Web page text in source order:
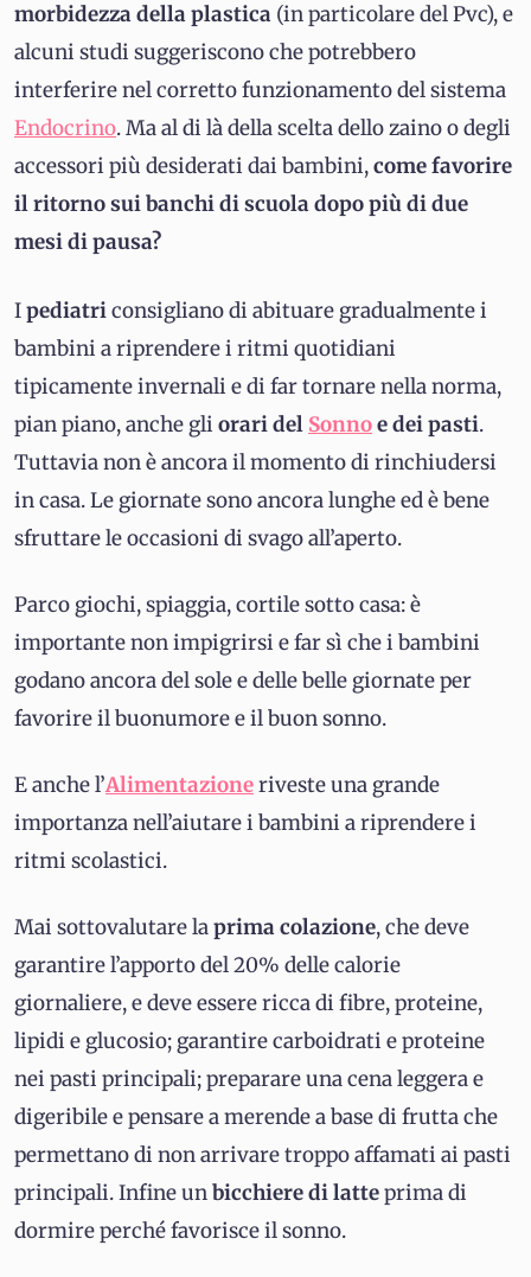
morbidezza della plastica (in particolare del Pvc), e
alcuni studi suggeriscono che potrebbero
interferire nel corretto funzionamento del sistema
Endocrino. Ma al di là della scelta dello zaino o degli
accessori più desiderati dai bambini,come favorire
il ritorno sui banchi di scuola dopo più di due
mesi di pausa?
Ipediatriconsigliano di abituare gradualmente i
bambini a riprendere i ritmi quotidiani
tipicamente invernali e di far tornare nella norma,
pian piano, anche gli orari del Sonnoe dei pasti.
Tuttavia non è ancora il momento di rinchiudersi
in casa. Le giornate sono ancora lunghe ed è bene
sfruttare le occasioni di svago all’aperto.
Parco giochi, spiaggia, cortile sotto casa: è
importante non impigrirsi e far sì che i bambini
godano ancora del sole e delle belle giornate per
favorire il buonumore e il buon sonno.
E anche l’Alimentazioneriveste una grande
importanza nell’aiutare i bambini a riprendere i
ritmi scolastici.
Mai sottovalutare laprima colazione, che deve
garantire l’apporto del 20% delle calorie
giornaliere, e deve essere ricca di fibre, proteine,
lipidi e glucosio; garantire carboidrati e proteine
nei pasti principali; preparare una cena leggera e
digeribile e pensare a merende a base di frutta che
permettano di non arrivare troppo affamati ai pasti
principali. Infine unbicchiere dilatteprima di
dormire perché favorisce il sonno.